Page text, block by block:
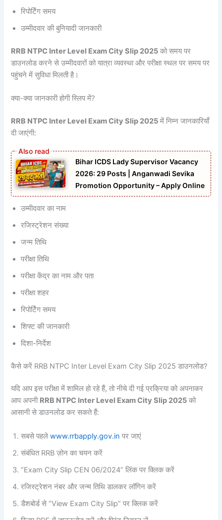
रिपोर्टिंग समय
उम्मीदवार की बुनियादी जानकारी
RRB NTPC Inter Level Exam City Slip 2025 को समय पर
डाउनलोड करने से उम्मीदवारों को यात्रा व्यवस्था और परीक्षा स्थल पर समय पर
पहुंचने में सुविधा मिलती है।
क्या-क्या जानकारी होगी स्लिप में?
RRB NTPC Inter Level Exam City Slip 2025 में निम्न जानकारियाँ
दी जाएंगी:
Bihar ICDS Lady Supervisor Vacancy
2026: 29 Posts | Anganwadi Sevika
Promotion Opportunity – Apply Online
उम्मीदवार का नाम
रजिस्ट्रेशन संख्या
जन्म तिथि
परीक्षा तिथि
परीक्षा केंद्र का नाम और पता
परीक्षा शहर
रिपोर्टिंग समय
शिफ्ट की जानकारी
दिशा-निर्देश
कैसे करें RRB NTPC Inter Level Exam City Slip 2025 डाउनलोड?
यदि आप इस परीक्षा में शामिल हो रहे हैं, तो नीचे दी गई प्रक्रिया को अपनाकर
आप अपनी RRB NTPC Inter Level Exam City Slip 2025 को
आसानी से डाउनलोड कर सकते हैं:
सबसे पहलेwww.rrbapply.gov.in पर जाएं
संबंधित RRB ज़ोन का चयन करें
“Exam City Slip CEN 06/2024” लिंक पर क्लिक करें
रजिस्ट्रेशन नंबर और जन्म तिथि डालकर लॉगिन करें
डैशबोर्ड से “View Exam City Slip” पर क्लिक करें